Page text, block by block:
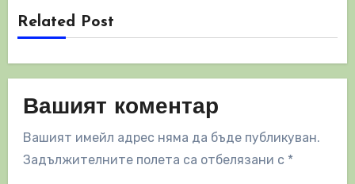
Related Post
Вашият коментар
Вашият имейл адрес няма да бъде публикуван.
Задължителните полета са отбелязани с *